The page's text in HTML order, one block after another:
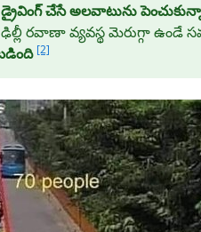
చేసే అలవాటును
ఢిల్లీ రవాణా వ్యవస్థ మెరుగ్గా
[2]